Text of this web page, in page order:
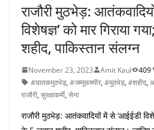
राजौरी मुठभेड़:
विशेषज्ञ’ को मार गिराया
शहीद, पाकिस्तान संलग्न
November 23, 2023 Amit Kaul 409
#घातकमुठभेड़,#जम्मूकश्मीर,#मुठभेड़,#शहीद,
राजौरी,सुरक्षाकर्मी,सेना
राजौरी मुठभेड़: आतंकवादियों में से ‘आईईडी